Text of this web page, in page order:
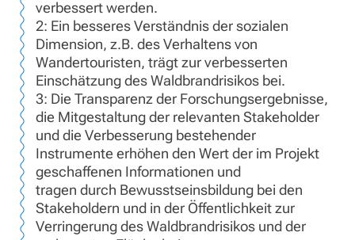
verbessert werden.
2: Ein besseres Verständnis der sozialen
Dimension, z.B. des Verhaltens von
Wandertouristen, trägt zur verbesserten
Einschätzung des Waldbrandrisikos bei.
3: Die Transparenz der Forschungsergebnisse,
die Mitgestaltung der relevanten Stakeholder
und die Verbesserung bestehender
Instrumente erhöhen den Wert der im Projekt
geschaffenen Informationen und
tragen durch Bewusstseinsbildung bei den
Stakeholdern und in der Öffentlichkeit zur
Verringerung des Waldbrandrisikos und der